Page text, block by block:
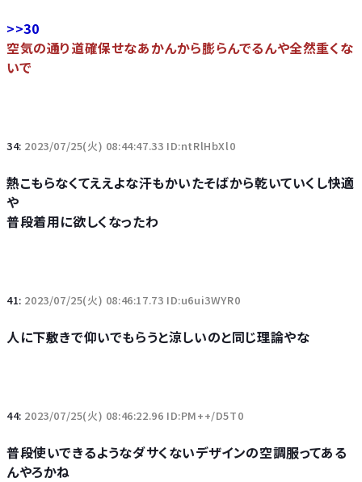
>>30
空気の通り道確保せなあかんから膨らんでるんや全然重くな
いで
34: 2023/07/25(火) 08:44:47.33 ID:ntRlHbXl0
熱こもらなくてええよな汗もかいたそばから乾いていくし快適
や
普段着用に欲しくなったわ
41: 2023/07/25(火) 08:46:17.73 ID:u6ui3WYR0
人に下敷きで仰いでもらうと涼しいのと同じ理論やな
44: 2023/07/25(火) 08:46:22.96 ID:PM++/D5T0
普段使いできるようなダサくないデザインの空調服ってある
んやろかね